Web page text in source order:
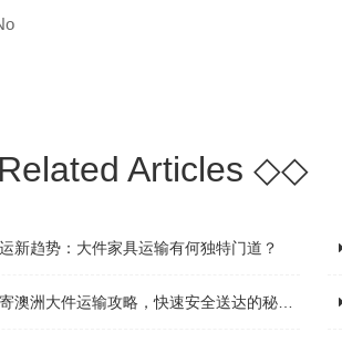
Articles ◇◇
新趋势：大件家具运输有何独特门道？
洲大件运输攻略，快速安全送达的秘诀大揭秘！